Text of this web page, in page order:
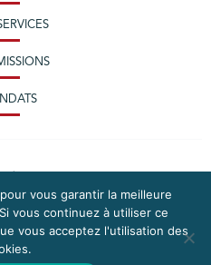
vous garantir la meilleure
vous continuez à utiliser ce
vous acceptez l'utilisation des